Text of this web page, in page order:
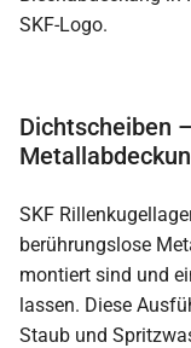
Dichtscheiben
SKF
berührungslose
montiert sind und
lassen. Diese
Staub und